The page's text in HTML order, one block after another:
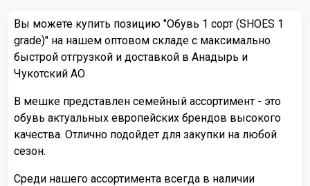
Вы можете купить позицию "Обувь 1 сорт (SHOES 1
grade)" на нашем оптовом складе с максимально
быстрой отгрузкой и доставкой в Анадырь и
Чукотский АО
В мешке представлен семейный ассортимент - это
обувь актуальных европейских брендов высокого
качества. Отлично подойдет для закупки на любой
сезон.
Среди нашего ассортимента всегда в наличии